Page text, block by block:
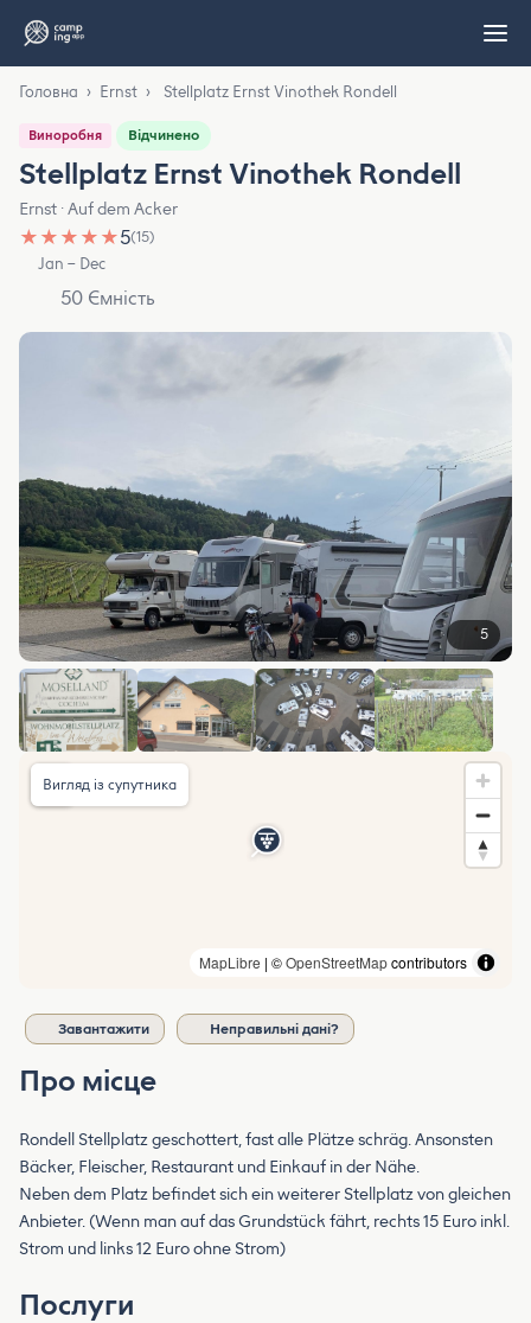
Головна › Ernst › Stellplatz Ernst Vinothek Rondell
Виноробня Відчинено
Stellplatz Ernst Vinothek Rondell
Ernst · Auf dem Acker
★ ★ ★ ★ ★5(15)
Jan – Dec
50 Ємність
5
MapLibre | ©OpenStreetMapcontributors
Вигляд із супутника
Завантажити Неправильні дані?
Про місце
Rondell Stellplatz geschottert, fast alle Plätze schräg. Ansonsten
Bäcker, Fleischer, Restaurant und Einkauf in der Nähe.
Neben dem Platz befindet sich ein weiterer Stellplatz von gleichen
Anbieter. (Wenn man auf das Grundstück fährt, rechts 15 Euro inkl.
Strom und links 12 Euro ohne Strom)
Послуги